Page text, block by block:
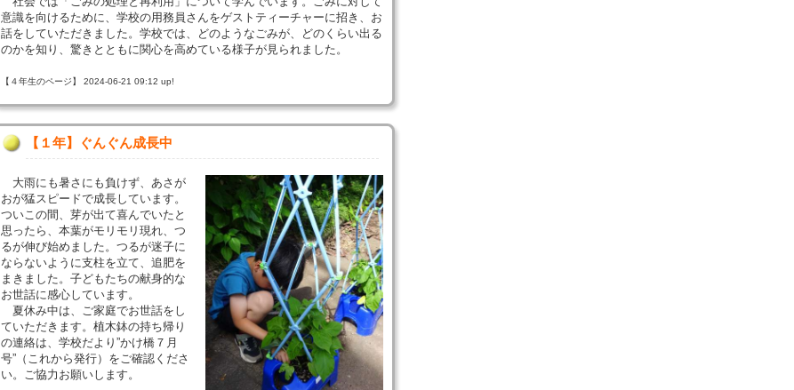
意識を向けるために、学校の用務員さんをゲストティーチャーに招き、お
話をしていただきました。学校では、どのようなごみが、どのくらい出る
のかを知り、驚きとともに関心を高めている様子が見られました。
【４年生のページ】 2024-06-21 09:12 up!
【１年】ぐんぐん成長中
大雨にも暑さにも負けず、あさが
おが猛スピードで成長しています。
ついこの間、芽が出て喜んでいたと
思ったら、本葉がモリモリ現れ、つ
るが伸び始めました。つるが迷子に
ならないように支柱を立て、追肥を
まきました。子どもたちの献身的な
お世話に感心しています。
夏休み中は、ご家庭でお世話をし
ていただきます。植木鉢の持ち帰り
の連絡は、学校だより”かけ橋７月
号”（これから発行）をご確認くださ
い。ご協力お願いします。